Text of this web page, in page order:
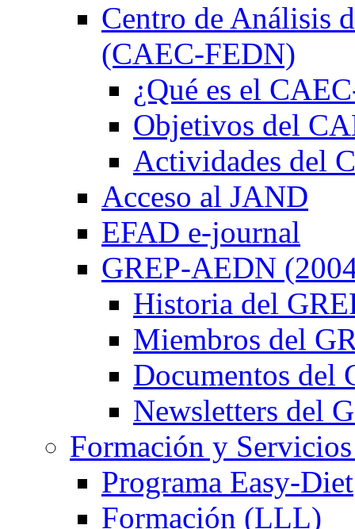
Centro de Análisis
(CAEC-FEDN)
¿Qué es el
Objetivos del
Actividades del
Acceso al JAND
EFAD e-journal
GREP-AEDN
Historia del
Miembros del
Documentos del
Newsletters del
Formación y
Programa Easy-Diet
Formación (LLL)